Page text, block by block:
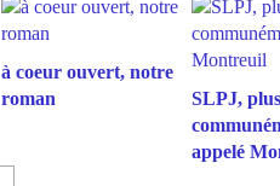
à coeur ouvert, notre
roman
SLPJ, plus
appelé